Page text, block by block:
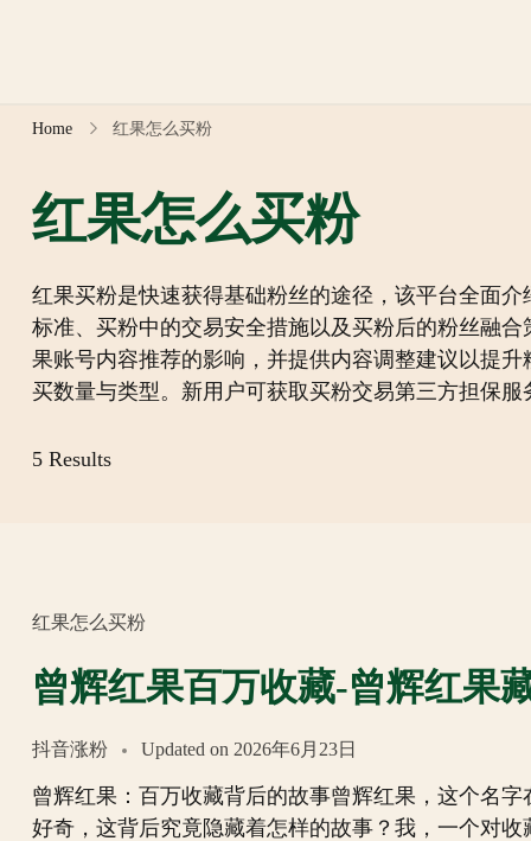
Home 红果怎么买粉
红果怎么买粉
红果买粉是快速获得基础粉丝的途径，该平台全面
标准、买粉中的交易安全措施以及买粉后的粉丝融
果账号内容推荐的影响，并提供内容调整建议以提
买数量与类型。新用户可获取买粉交易第三方担保服
5 Results
红果怎么买粉
曾辉红果百万收藏-曾辉红果
抖音涨粉 Updated on 2026年6月23日
曾辉红果：百万收藏背后的故事曾辉红果，这个名
好奇，这背后究竟隐藏着怎样的故事？我，一个对